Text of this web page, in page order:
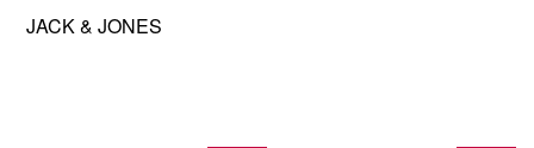
JACK & JONES